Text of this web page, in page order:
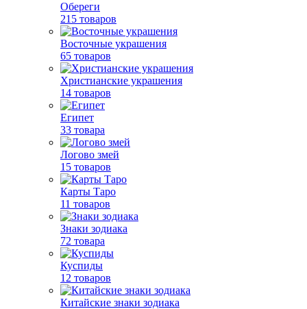
Обереги
215 товаров
Восточные украшения
65 товаров
Христианские украшения
14 товаров
Египет
33 товара
Логово змей
15 товаров
Карты Таро
11 товаров
Знаки зодиака
72 товара
Куспиды
12 товаров
Китайские знаки зодиака